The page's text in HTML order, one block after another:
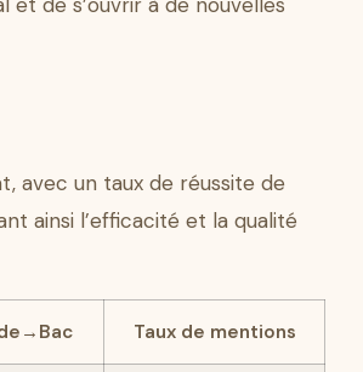
avec un taux de réussite de
ainsi l’efficacité et la qualité
Taux de mentions